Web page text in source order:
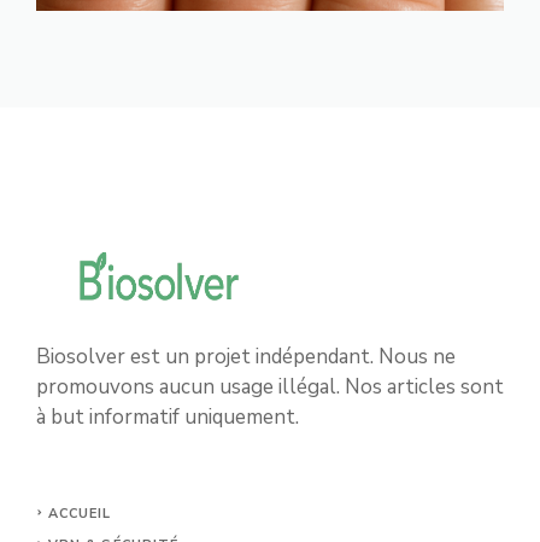
Biosolver est un projet indépendant. Nous ne
promouvons aucun usage illégal. Nos articles sont
à but informatif uniquement.
ACCUEIL